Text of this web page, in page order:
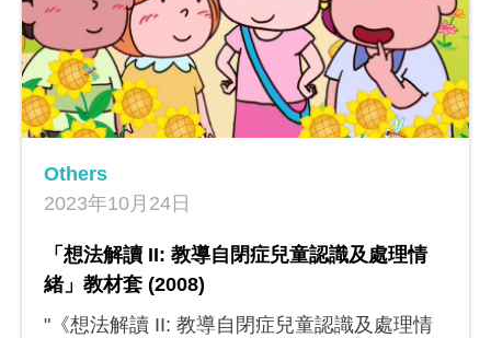
Others
2023年10月24日
「想法解讀 II: 教導自閉症兒童認識及處理情
緒」教材套 (2008)
"《想法解讀 II: 教導自閉症兒童認識及處理情